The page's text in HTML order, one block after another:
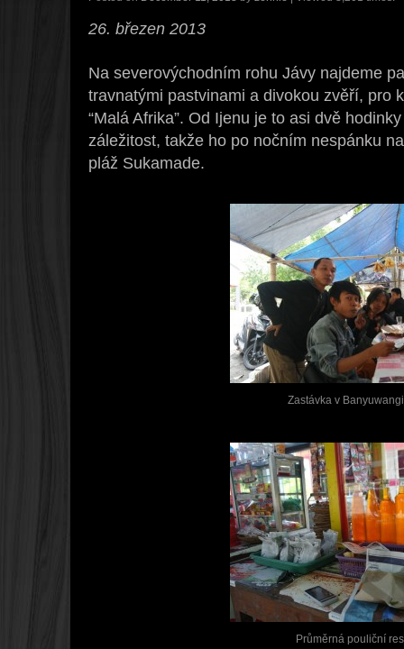
26. březen 2013
Na severovýchodním rohu Jávy najdeme
travnatými pastvinami a divokou zvěří, pro
“Malá Afrika”. Od Ijenu je to asi dvě
záležitost, takže ho po nočním nespánku
pláž Sukamade.
Zastávka v
Průměrná pouliční